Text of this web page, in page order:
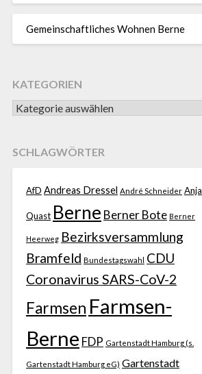
Gemeinschaftliches Wohnen Berne
KATEGORIEN
SCHLAGWÖRTER
AfD Andreas Dressel André Schneider Anja
Quast Berne Berner Bote Berner
Heerweg Bezirksversammlung
Bramfeld Bundestagswahl CDU
Coronavirus SARS-CoV-2
Farmsen Farmsen-
Berne FDP Gartenstadt Hamburg (s.
Gartenstadt Hamburg eG) Gartenstadt